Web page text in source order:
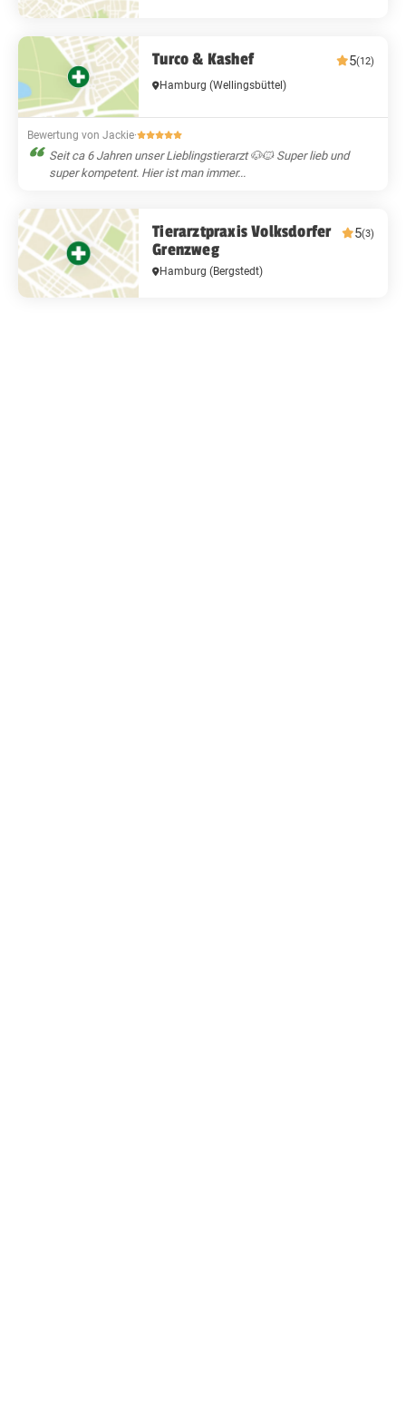
Turco & Kashef 5(12)
Hamburg(Wellingsbüttel)
Bewertung von Jackie·
Seit ca 6 Jahren unser Lieblingstierarzt 🐶🐱 Super lieb und
super kompetent. Hier ist man immer...
Tierarztpraxis Volksdorfer
Grenzweg
5(3)
Hamburg(Bergstedt)